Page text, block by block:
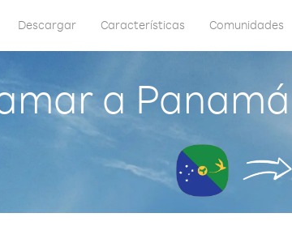
Descargar Características Comunidades
a